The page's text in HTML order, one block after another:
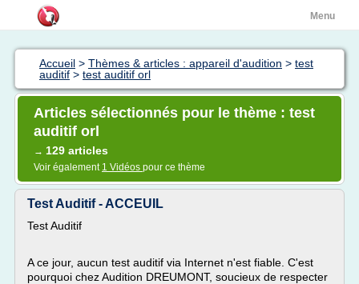
Menu
Accueil > Thèmes & articles : appareil d'audition > test
auditif > test auditif orl
Articles sélectionnés pour le thème : test
auditif orl
→ 129 articles
Voir également 1 Vidéos pour ce thème
Test Auditif - ACCEUIL
Test Auditif
A ce jour, aucun test auditif via Internet n'est fiable. C'est
pourquoi chez Audition DREUMONT, soucieux de respecter